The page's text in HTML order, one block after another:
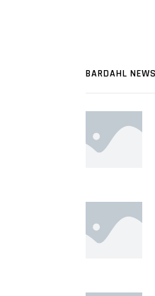
BARDAHL NEWS